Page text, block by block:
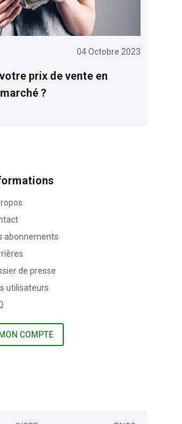
04 Octobre 2023
prix de vente en
?
abonnements
de presse
utilisateurs
MON COMPTE